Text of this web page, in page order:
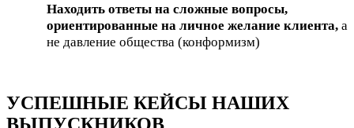
Находить ответы на сложные вопросы,
ориентированные на личное желание клиента, а
не давление общества (конформизм)
УСПЕШНЫЕ КЕЙСЫ НАШИХ